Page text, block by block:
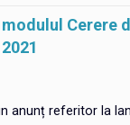
Cerere
anunț referitor la